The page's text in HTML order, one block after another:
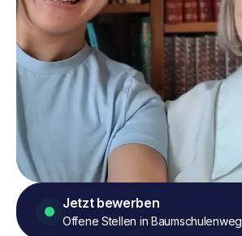
Jetzt bewerben
Offene Stellen in Baumschulenweg